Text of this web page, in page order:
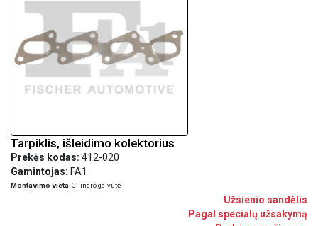
Tarpiklis, išleidimo kolektorius
Prekės kodas: 412-020
Gamintojas: FA1
Montavimo vieta Cilindro galvutė
Užsienio sandėlis
Pagal specialų užsakymą